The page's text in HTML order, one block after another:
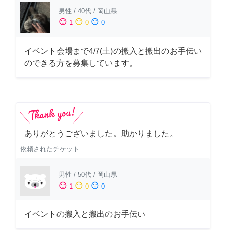
男性 / 40代 / 岡山県
sentiment_satisfied 1 sentiment_neutral 0 sentiment_dissatisfied 0
イベント会場まで4/7(土)の搬入と搬出のお手伝い
のできる方を募集しています。
ありがとうございました。助かりました。
依頼されたチケット
男性 / 50代 / 岡山県
sentiment_satisfied 1 sentiment_neutral 0 sentiment_dissatisfied 0
イベントの搬入と搬出のお手伝い